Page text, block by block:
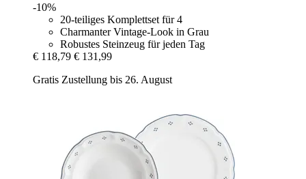
-10%
20-teiliges Komplettset für 4
Charmanter Vintage-Look in Grau
Robustes Steinzeug für jeden Tag
€ 118,79 € 131,99
Gratis Zustellung bis 26. August